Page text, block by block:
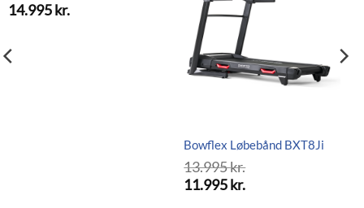
14.995kr.
Bowflex Løbebånd BXT8Ji
13.995kr.
Den
oprindelige
11.995kr.